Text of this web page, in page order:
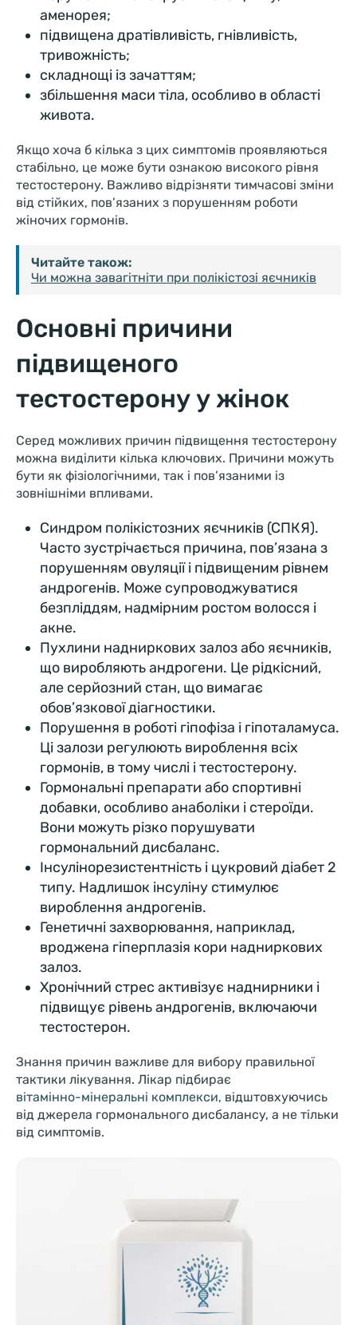
аменорея;
підвищена дратівливість, гнівливість,
тривожність;
складнощі із зачаттям;
збільшення маси тіла, особливо в області
живота.
Якщо хоча б кілька з цих симптомів проявляються
стабільно, це може бути ознакою високого рівня
тестостерону. Важливо відрізняти тимчасові зміни
від стійких, пов’язаних з порушенням роботи
жіночих гормонів.
Читайте також:
Чи можна завагітніти при полікістозі яєчників
Основні причини
підвищеного
тестостерону у жінок
Серед можливих причин підвищення тестостерону
можна виділити кілька ключових. Причини можуть
бути як фізіологічними, так і пов’язаними із
зовнішніми впливами.
Синдром полікістозних яєчників (СПКЯ).
Часто зустрічається причина, пов’язана з
порушенням овуляції і підвищеним рівнем
андрогенів. Може супроводжуватися
безпліддям, надмірним ростом волосся і
акне.
Пухлини надниркових залоз або яєчників,
що виробляють андрогени. Це рідкісний,
але серйозний стан, що вимагає
обов’язкової діагностики.
Порушення в роботі гіпофіза і гіпоталамуса.
Ці залози регулюють вироблення всіх
гормонів, в тому числі і тестостерону.
Гормональні препарати або спортивні
добавки, особливо анаболіки і стероїди.
Вони можуть різко порушувати
гормональний дисбаланс.
Інсулінорезистентність і цукровий діабет 2
типу. Надлишок інсуліну стимулює
вироблення андрогенів.
Генетичні захворювання, наприклад,
вроджена гіперплазія кори надниркових
залоз.
Хронічний стрес активізує наднирники і
підвищує рівень андрогенів, включаючи
тестостерон.
Знання причин важливе для вибору правильної
тактики лікування. Лікар підбирає
вітамінно-мінеральні комплекси, відштовхуючись
від джерела гормонального дисбалансу, а не тільки
від симптомів.